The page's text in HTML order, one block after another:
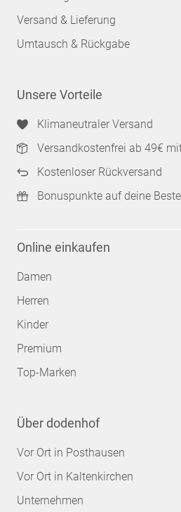
Versand & Lieferung
Umtausch & Rückgabe
Unsere Vorteile
Klimaneutraler Versand
Versandkostenfrei ab 49€
Kostenloser Rückversand
Bonuspunkte auf deine
Online einkaufen
Damen
Herren
Kinder
Premium
Top-Marken
Über dodenhof
Vor Ort in Posthausen
Vor Ort in Kaltenkirchen
Unternehmen